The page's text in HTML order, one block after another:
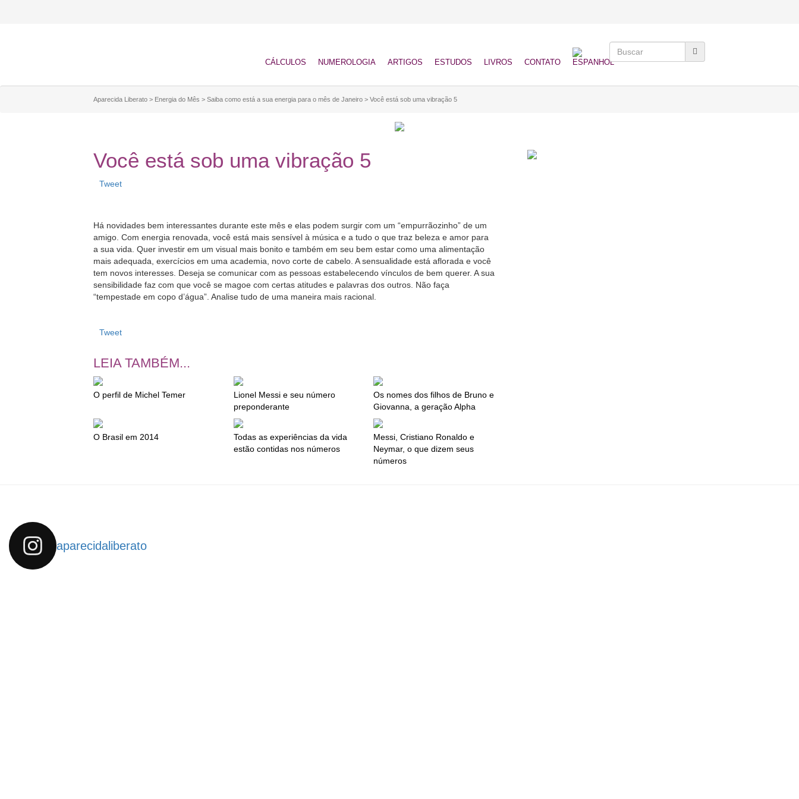
CÁLCULOS NUMEROLOGIA ARTIGOS ESTUDOS LIVROS CONTATO
Aparecida Liberato > Energia do Mês > Saiba como está a sua energia para o mês de Janeiro > Você está sob uma vibração 5
Você está sob uma vibração 5
Tweet
Há novidades bem interessantes durante este mês e elas podem surgir com um “empurrãozinho” de um
amigo. Com energia renovada, você está mais sensível à música e a tudo o que traz beleza e amor para
a sua vida. Quer investir em um visual mais bonito e também em seu bem estar como uma alimentação
mais adequada, exercícios em uma academia, novo corte de cabelo. A sensualidade está aflorada e você
tem novos interesses. Deseja se comunicar com as pessoas estabelecendo vínculos de bem querer. A sua
sensibilidade faz com que você se magoe com certas atitudes e palavras dos outros. Não faça
“tempestade em copo d’água”. Analise tudo de uma maneira mais racional.
Tweet
LEIA TAMBÉM...
O perfil de Michel Temer
Lionel Messi e seu número
preponderante
Os nomes dos filhos de Bruno e
Giovanna, a geração Alpha
O Brasil em 2014
Todas as experiências da vida
estão contidas nos números
Messi, Cristiano Ronaldo e
Neymar, o que dizem seus
números
aparecidaliberato